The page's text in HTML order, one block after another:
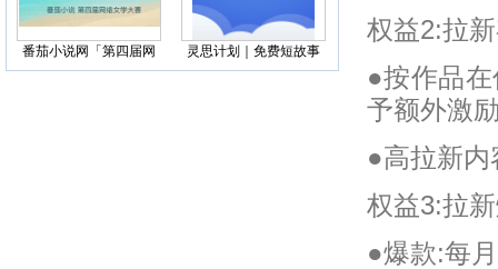
番茄小说网「第四届网
络文学大赛」暨网络文
灵思计划｜免费短故事
限时福利，单月单书最
权益2:拉
●按作品
予额外激
●高拉新内
权益3:拉
●爆款:每